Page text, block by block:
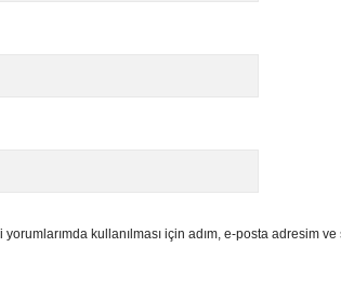
yorumlarımda kullanılması için adım, e-posta adresim